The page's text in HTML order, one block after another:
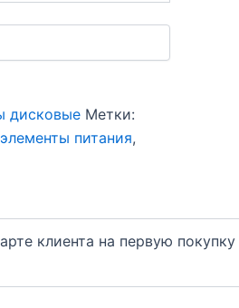
дисковые Метки:
питания,
клиента на первую покупку